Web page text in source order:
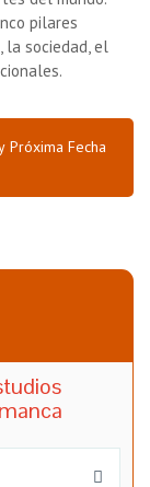
pilares
la sociedad, el
Próxima Fecha